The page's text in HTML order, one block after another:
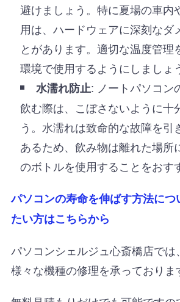
避けましょう。特に夏場の車内
用は、ハードウェアに深刻なダ
とがあります。適切な温度管理
環境で使用するようにしましょ
水濡れ防止: ノートパソコン
飲む際は、こぼさないように十
う。水濡れは致命的な故障を引
あるため、飲み物は離れた場所
のボトルを使用することをおす
パソコンの寿命を伸ばす方法につ
たい方はこちらから
パソコンシェルジュ心斎橋店で
様々な機種の修理を承っておりま